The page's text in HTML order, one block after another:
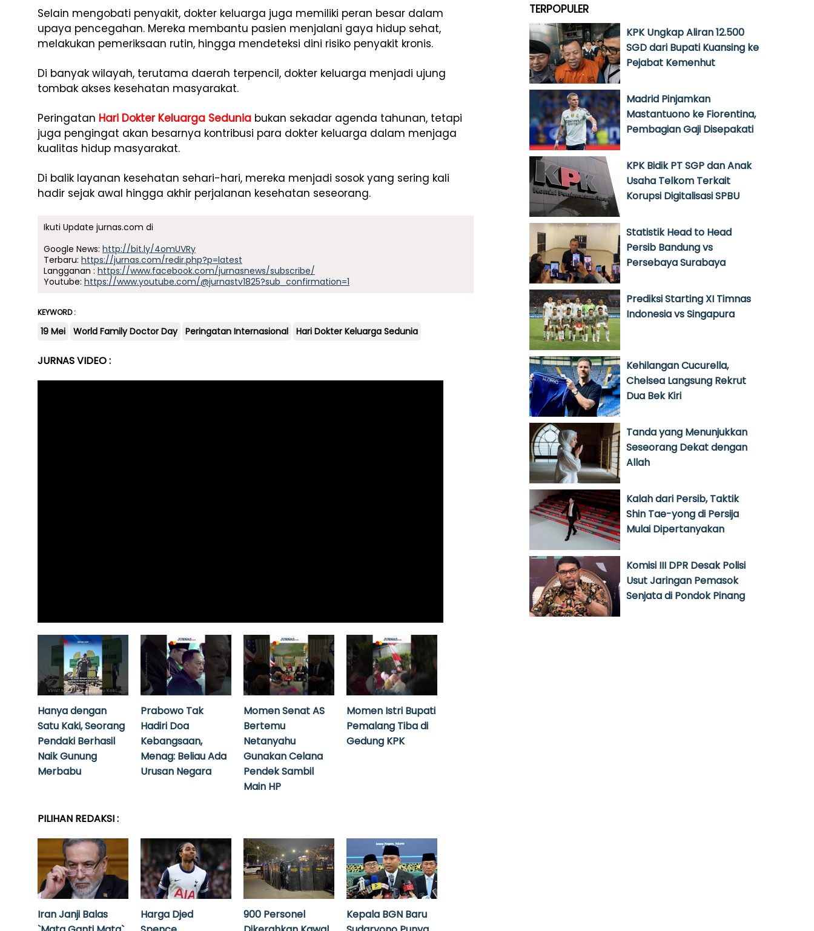
Selain mengobati penyakit, dokter keluarga juga memiliki peran besar dalam
upaya pencegahan. Mereka membantu pasien menjalani gaya hidup sehat,
melakukan pemeriksaan rutin, hingga mendeteksi dini risiko penyakit kronis.
Di banyak wilayah, terutama daerah terpencil, dokter keluarga menjadi ujung
tombak akses kesehatan masyarakat.
Peringatan Hari Dokter Keluarga Sedunia bukan sekadar agenda tahunan, tetapi
juga pengingat akan besarnya kontribusi para dokter keluarga dalam menjaga
kualitas hidup masyarakat.
Di balik layanan kesehatan sehari-hari, mereka menjadi sosok yang sering kali
hadir sejak awal hingga akhir perjalanan kesehatan seseorang.
Ikuti Update jurnas.com di
Google News: http://bit.ly/4omUVRy
Terbaru: https://jurnas.com/redir.php?p=latest
Langganan : https://www.facebook.com/jurnasnews/subscribe/
Youtube: https://www.youtube.com/@jurnastv1825?sub_confirmation=1
KEYWORD :
19 Mei World Family Doctor Day Peringatan Internasional Hari Dokter Keluarga Sedunia
JURNAS VIDEO :
Hanya dengan
Satu Kaki, Seorang
Pendaki Berhasil
Naik Gunung
Merbabu
Prabowo Tak
Hadiri Doa
Kebangsaan,
Menag: Beliau Ada
Urusan Negara
Momen Senat AS
Bertemu
Netanyahu
Gunakan Celana
Pendek Sambil
Main HP
Momen Istri Bupati
Pemalang Tiba di
Gedung KPK
PILIHAN REDAKSI :
Iran Janji Balas
Harga Djed
900 Personel
Kepala BGN Baru
TERPOPULER
KPK Ungkap Aliran 12.500
SGD dari Bupati Kuansing ke
Pejabat Kemenhut
Madrid Pinjamkan
Mastantuono ke Fiorentina,
Pembagian Gaji Disepakati
KPK Bidik PT SGP dan Anak
Usaha Telkom Terkait
Korupsi Digitalisasi SPBU
Statistik Head to Head
Persib Bandung vs
Persebaya Surabaya
Prediksi Starting XI Timnas
Indonesia vs Singapura
Kehilangan Cucurella,
Chelsea Langsung Rekrut
Dua Bek Kiri
Tanda yang Menunjukkan
Seseorang Dekat dengan
Allah
Kalah dari Persib, Taktik
Shin Tae-yong di Persija
Mulai Dipertanyakan
Komisi III DPR Desak Polisi
Usut Jaringan Pemasok
Senjata di Pondok Pinang